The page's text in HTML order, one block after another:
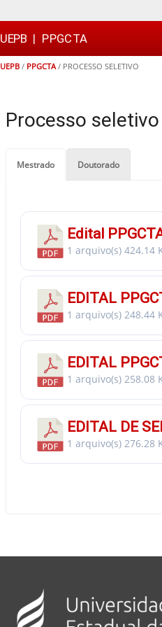
UEPB | PPGCTA
UEPB / PPGCTA/ PROCESSO SELETIVO
Processo seletivo
Mestrado Doutorado
Edital
1 arquivo(s) 424.14
EDITAL
1 arquivo(s) 248.44
EDITAL
1 arquivo(s) 258.08
EDITAL DE
1 arquivo(s) 276.28